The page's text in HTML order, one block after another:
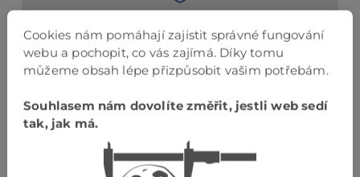
poškrábání
Příslušenství
Cookies nám pomáhají zajistit správné fungování
webu a pochopit, co vás zajímá. Díky tomu
můžeme obsah lépe přizpůsobit vašim potřebám.
Souhlasem nám dovolíte změřit, jestli web sedí
tak, jak má.